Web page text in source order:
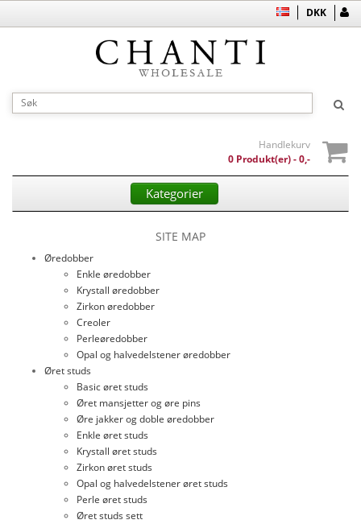
DKK
Handlekurv
0 Produkt(er) - 0,-
Kategorier
SITE MAP
Øredobber
Enkle øredobber
Krystall øredobber
Zirkon øredobber
Creoler
Perleøredobber
Opal og halvedelstener øredobber
Øret studs
Basic øret studs
Øret mansjetter og øre pins
Øre jakker og doble øredobber
Enkle øret studs
Krystall øret studs
Zirkon øret studs
Opal og halvedelstener øret studs
Perle øret studs
Øret studs sett